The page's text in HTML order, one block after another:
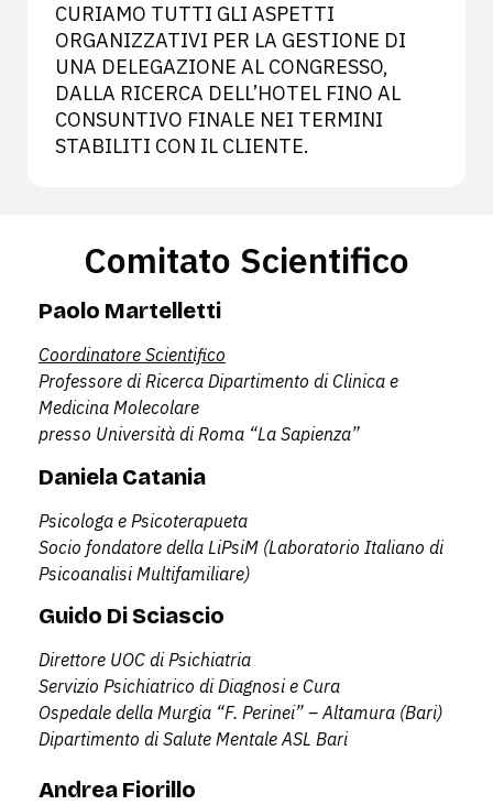
CURIAMO TUTTI GLI ASPETTI
ORGANIZZATIVI PER LA GESTIONE DI
UNA DELEGAZIONE AL CONGRESSO,
DALLA RICERCA DELL’HOTEL FINO AL
CONSUNTIVO FINALE NEI TERMINI
STABILITI CON IL CLIENTE.
Comitato Scientifico
Paolo Martelletti
Coordinatore Scientifico
Professore di Ricerca Dipartimento di Clinica e
Medicina Molecolare
presso Università di Roma “La Sapienza”
Daniela Catania
Psicologa e Psicoterapueta
Socio fondatore della LiPsiM (Laboratorio Italiano di
Psicoanalisi Multifamiliare)
Guido Di Sciascio
Direttore UOC di Psichiatria
Servizio Psichiatrico di Diagnosi e Cura
Ospedale della Murgia “F. Perinei” – Altamura (Bari)
Dipartimento di Salute Mentale ASL Bari
Andrea Fiorillo